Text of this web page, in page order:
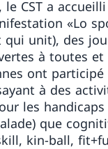
le CST a
«Lo
qui unit), des
à toutes et
ont participé
à des
les handicaps
que
kin-ball,